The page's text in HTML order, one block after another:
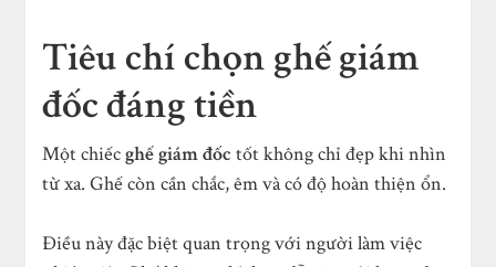
Tiêu chí chọn ghế giám
đốc đáng tiền
Một chiếcghế giám đốc tốt không chỉ đẹp khi nhìn
từ xa. Ghế còn cần chắc, êm và có độ hoàn thiện ổn.
Điều này đặc biệt quan trọng với người làm việc